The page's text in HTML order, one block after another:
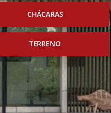
CHÁCARAS
TERRENO